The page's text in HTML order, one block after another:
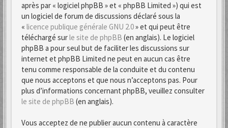
après par « logiciel phpBB » et « phpBB Limited ») qui est
un logiciel de forum de discussions déclaré sous la
« licence publique générale GNU 2.0» et qui peut être
téléchargé surle site de phpBB (en anglais). Le logiciel
phpBB a pour seul but de faciliter les discussions sur
internet et phpBB Limited ne peut en aucun cas être
tenu comme responsable de la conduite et du contenu
que nous acceptons et que nous n’acceptons pas. Pour
plus d’informations concernant phpBB, veuillez consulter
le site de phpBB (en anglais).
Vous acceptez de ne publier aucun contenu à caractère